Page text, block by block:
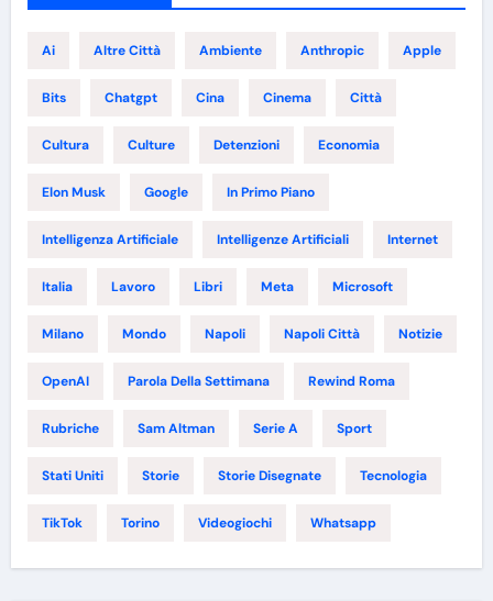
Ai Altre Città Ambiente Anthropic Apple
Bits Chatgpt Cina Cinema Città
Cultura Culture Detenzioni Economia
Elon Musk Google In Primo Piano
Intelligenza Artificiale Intelligenze Artificiali Internet
Italia Lavoro Libri Meta Microsoft
Milano Mondo Napoli Napoli Città Notizie
OpenAI Parola Della Settimana Rewind Roma
Rubriche Sam Altman Serie A Sport
Stati Uniti Storie Storie Disegnate Tecnologia
TikTok Torino Videogiochi Whatsapp